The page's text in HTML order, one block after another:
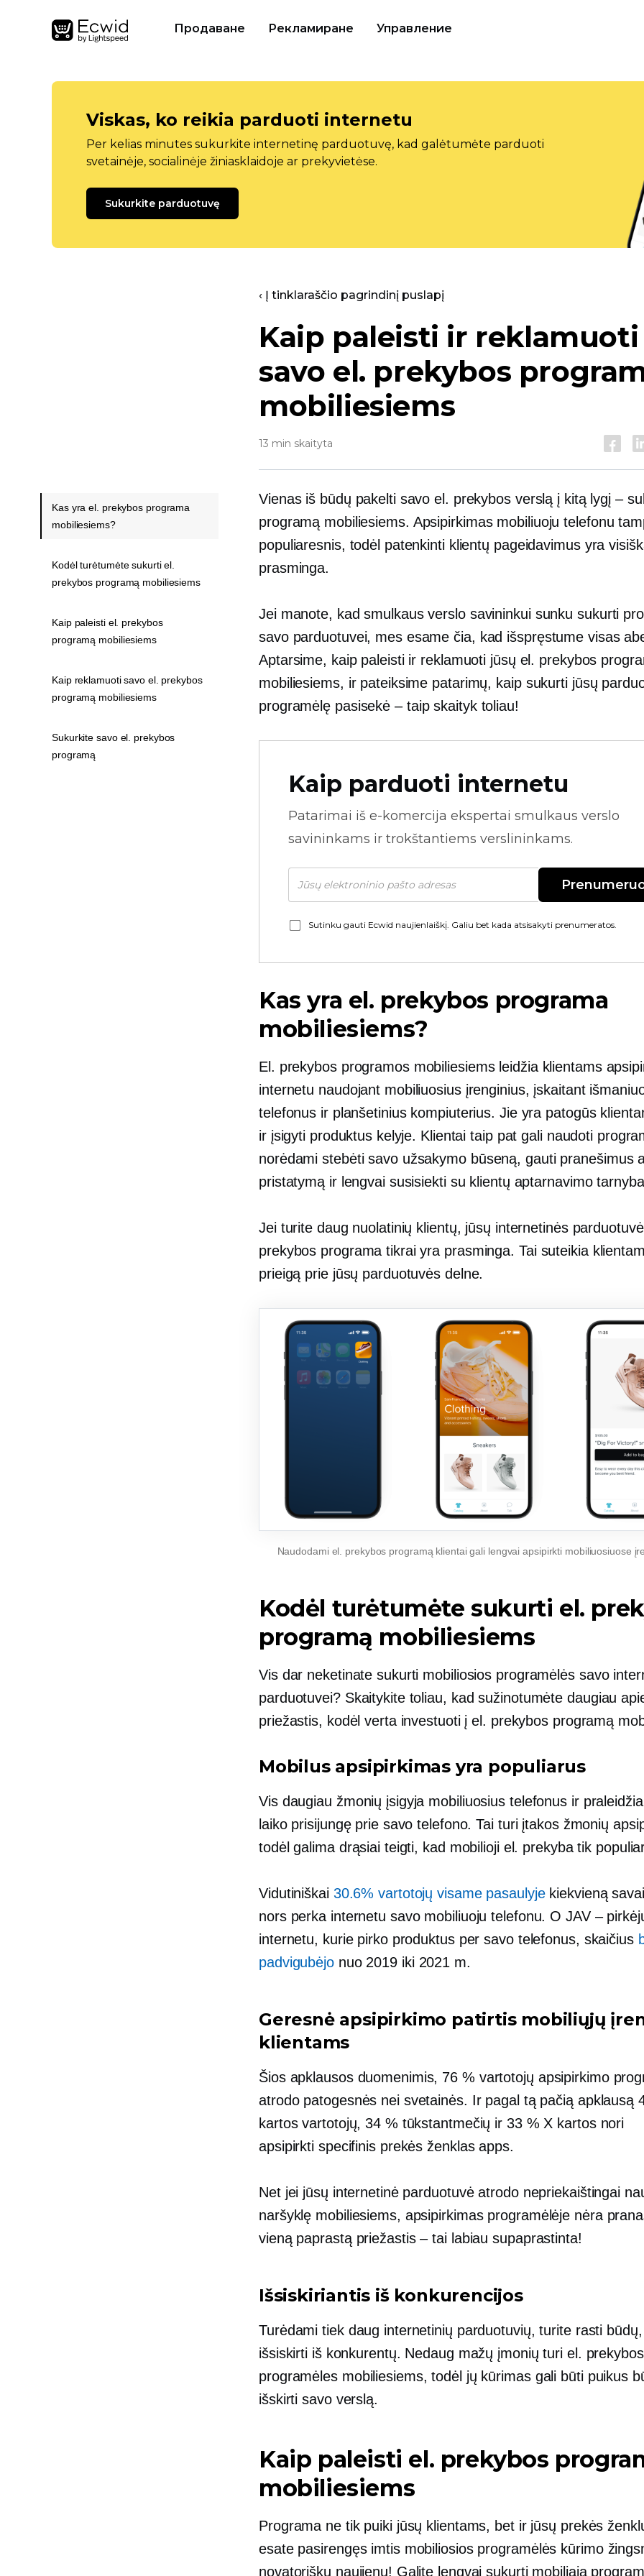
Продаване Рекламиране Управление
Viskas, ko reikia parduoti internetu
Per kelias minutes sukurkite internetinę parduotuvę, kad galėtumėte parduoti
svetainėje, socialinėje žiniasklaidoje ar prekyvietėse.
Sukurkite parduotuvę
‹ Į tinklaraščio pagrindinį puslapį
Kaip paleisti ir reklamuoti
savo el. prekybos
mobiliesiems
13 min skaityta
Vienas iš būdų pakelti savo el. prekybos verslą į kitą lygį –
programą mobiliesiems. Apsipirkimas mobiliuoju telefonu
populiaresnis, todėl patenkinti klientų pageidavimus yra
prasminga.
Jei manote, kad smulkaus verslo savininkui sunku sukurti
savo parduotuvei, mes esame čia, kad išspręstume visas
Aptarsime, kaip paleisti ir reklamuoti jūsų el. prekybos
mobiliesiems, ir pateiksime patarimų, kaip sukurti jūsų
programėlę pasisekė – taipskaityk toliau!
Kaip parduoti internetu
Patarimai iš e-komercija ekspertai smulkaus verslo
savininkams ir trokštantiems verslininkams.
Sutinku gauti Ecwid naujienlaiškį. Galiu bet kada atsisakyti prenumeratos.
Kas yra el. prekybos programa
mobiliesiems?
El. prekybos programos mobiliesiems leidžia klientams
internetu naudojant mobiliuosius įrenginius, įskaitant
telefonus ir planšetinius kompiuterius. Jie yra patogūs
ir įsigyti produktus kelyje. Klientai taip pat gali naudoti
norėdami stebėti savo užsakymo būseną, gauti pranešimus
pristatymą ir lengvai susisiekti su klientų aptarnavimo
Jei turite daug nuolatinių klientų, jūsų internetinės
prekybos programa tikrai yra prasminga. Tai suteikia
prieigą prie jūsų parduotuvės delne.
Naudodami el. prekybos programą klientai gali lengvai apsipirkti mobiliuosiuose
Kodėl turėtumėte sukurti el.
programą mobiliesiems
Vis dar neketinate sukurti mobiliosios programėlės savo
parduotuvei? Skaitykite toliau, kad sužinotumėte daugiau
priežastis, kodėl verta investuoti į el. prekybos programą
Mobilus apsipirkimas yra populiarus
Vis daugiau žmonių įsigyja mobiliuosius telefonus ir
laiko prisijungę prie savo telefono. Tai turi įtakos žmonių
todėl galima drąsiai teigti, kad mobilioji el. prekyba tik
Vidutiniškai 30.6% vartotojų visame pasaulyjekiekvieną
nors perka internetu savo mobiliuoju telefonu. O JAV –
internetu, kurie pirko produktus per savo telefonus, skaičius
padvigubėjonuo 2019 iki 2021 m.
Geresnė apsipirkimo patirtis mobiliųjų
klientams
Šios apklausos duomenimis, 76 % vartotojų apsipirkimo
atrodo patogesnės nei svetainės. Ir pagal tą pačią apklausą
kartos vartotojų, 34 % tūkstantmečių ir 33 % X kartos nori
apsipirkti specifinis prekės ženklasapps.
Net jei jūsų internetinė parduotuvė atrodo nepriekaištingai
naršyklę mobiliesiems, apsipirkimas programėlėje nėra
vieną paprastą priežastis – tailabiau supaprastinta!
Išsiskiriantis iš konkurencijos
Turėdami tiek daug internetinių parduotuvių, turite rasti
išsiskirti iš konkurentų. Nedaug mažų įmonių turi el. prekybos
programėles mobiliesiems, todėl jų kūrimas gali būti puikus
išskirti savo verslą.
Kaip paleisti el. prekybos
mobiliesiems
Programa ne tik puiki jūsų klientams, bet ir jūsų prekės
esate pasirengęs imtis mobiliosios programėlės kūrimo
novatoriškų naujienų! Galite lengvai sukurti mobiliąją
Kas yra el. prekybos programa
mobiliesiems?
Kodėl turėtumėte sukurti el.
prekybos programą mobiliesiems
Kaip paleisti el. prekybos
programą mobiliesiems
Kaip reklamuoti savo el. prekybos
programą mobiliesiems
Sukurkite savo el. prekybos
programą